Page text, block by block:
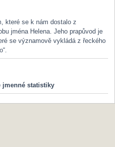
které se k nám dostalo z
jména Helena. Jeho prapůvod je
se významově vykládá z řeckého
jmenné statistiky